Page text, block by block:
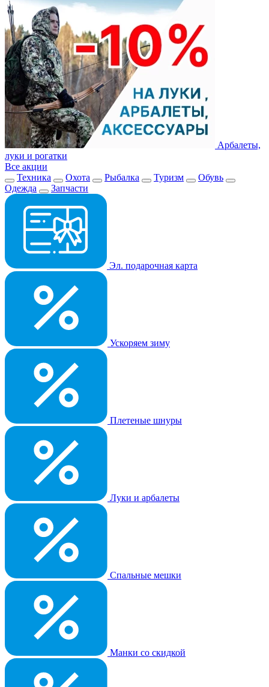
Арбалеты,
луки и рогатки
Все акции
Техника
Охота Рыбалка Туризм
Обувь
Одежда
Запчасти
Эл. подарочная карта
Ускоряем зиму
Плетеные шнуры
Луки и арбалеты
Спальные мешки
Манки со скидкой